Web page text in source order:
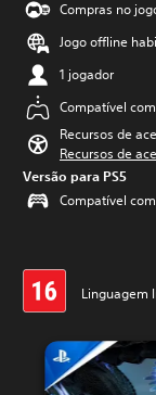
Compras no
Jogo offline
1 jogador
Compatível
Recursos de
Recursos de
Versão para PS5
Compatível
Linguagem